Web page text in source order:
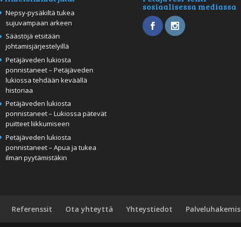
Nepsy-pysäkiltä tukea
sujuvampaan arkeen
Säästöjä etsitään
johtamisjärjestelyillä
Petäjäveden lukiosta
ponnistaneet – Petäjäveden
lukiossa tehdään keväällä
historiaa
Petäjäveden lukiosta
ponnistaneet – Lukiossa pätevät
puitteet liikkumiseen
Petäjäveden lukiosta
ponnistaneet – Apua ja tukea
ilman pyytämistäkin
sosiaalisessa mediassa
Referenssit Ota yhteyttä Yhteystiedot